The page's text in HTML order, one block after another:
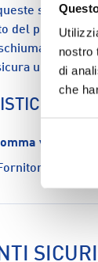
nostro
di
che
scarpe
del plantare
vibram
SICURI